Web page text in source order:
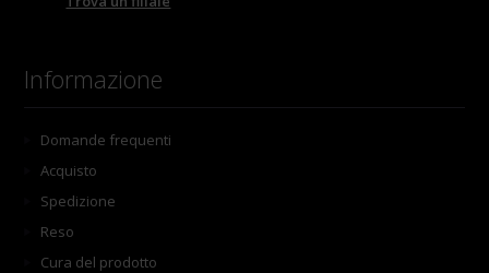
Informazione
Domande frequenti
Acquisto
Spedizione
Reso
Cura del prodotto